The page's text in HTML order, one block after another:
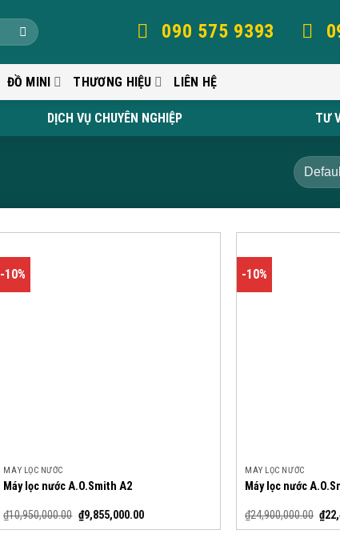
090 575 9393
ĐỒ MINI THƯƠNG HIỆU LIÊN HỆ
DỊCH VỤ CHUYÊN NGHIỆP TƯ
-10%
MÁY LỌC NƯỚC
Máy lọc nước A.O.Smith A2
₫10,950,000.00 ₫9,855,000.00
-10%
MÁY LỌC NƯỚC
Máy lọc nước
₫24,900,000.00 ₫